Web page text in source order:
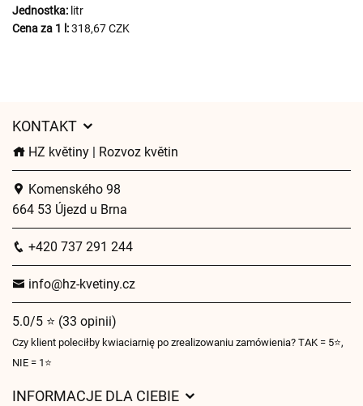
Jednostka: litr
Cena za 1 l:318,67 CZK
KONTAKT
HZ květiny | Rozvoz květin
Komenského 98
664 53 Újezd u Brna
+420 737 291 244
info@hz-kvetiny.cz
5.0/5 ⭐ (33 opinii)
Czy klient poleciłby kwiaciarnię po zrealizowaniu zamówienia? TAK = 5⭐,
NIE = 1⭐
INFORMACJE DLA CIEBIE